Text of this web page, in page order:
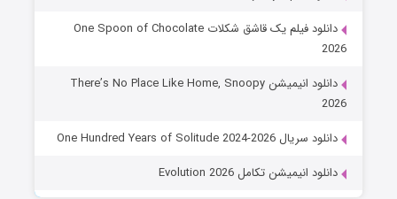
دانلود فیلم یک قاشق شکلات One Spoon of Chocolate
2026
دانلود انیمیشن There’s No Place Like Home, Snoopy
2026
دانلود سریال One Hundred Years of Solitude 2024-2026
دانلود انیمیشن تکامل Evolution 2026